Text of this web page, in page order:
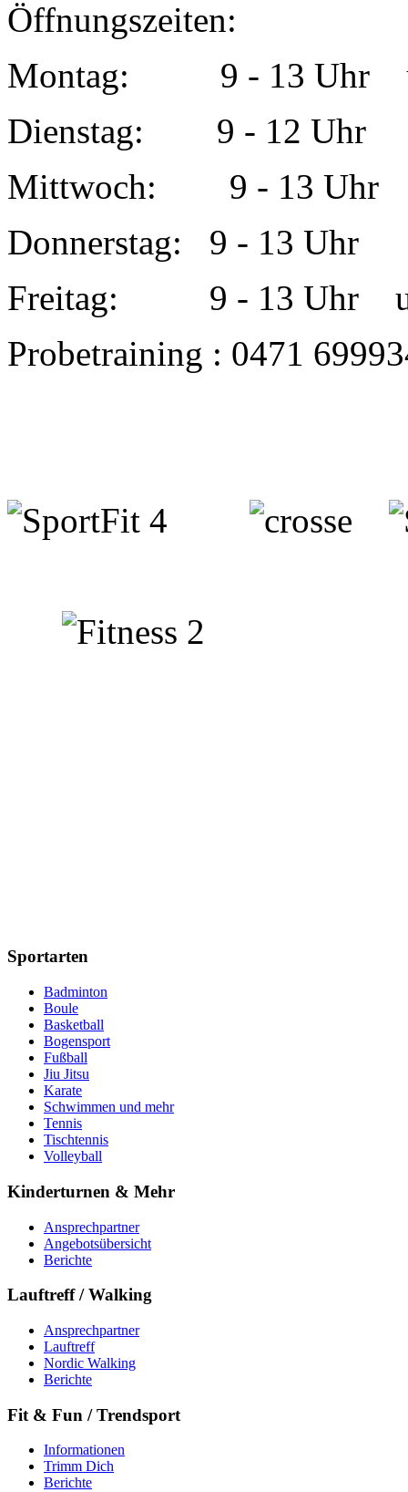
Öffnungszeiten:
Montag: 9 - 13 Uhr
Dienstag: 9 - 12 Uhr
Mittwoch: 9 - 13
Donnerstag: 9 - 13 Uhr
Freitag: 9 - 13 Uhr
Probetraining : 0471
Sportarten
Badminton
Boule
Basketball
Bogensport
Fußball
Jiu Jitsu
Karate
Schwimmen und mehr
Tennis
Tischtennis
Volleyball
Kinderturnen & Mehr
Ansprechpartner
Angebotsübersicht
Berichte
Lauftreff / Walking
Ansprechpartner
Lauftreff
Nordic Walking
Berichte
Fit & Fun / Trendsport
Informationen
Trimm Dich
Berichte